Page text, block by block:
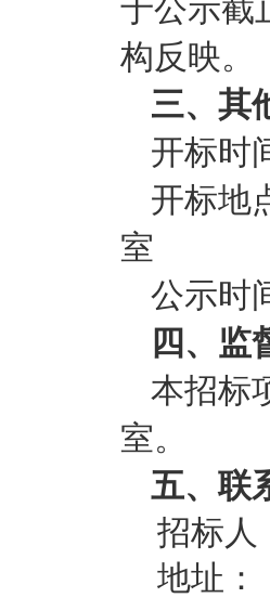
于公示截
构反映。
三、其
开标时
开标地
室
公示时
四、监
本招标
室。
五、联
招标人
地址：